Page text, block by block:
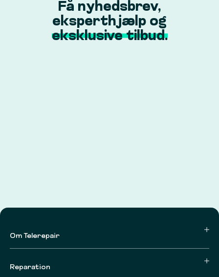
Få nyhedsbrev,
eksperthjælp og
eksklusive tilbud.
Om Telerepair
Reparation